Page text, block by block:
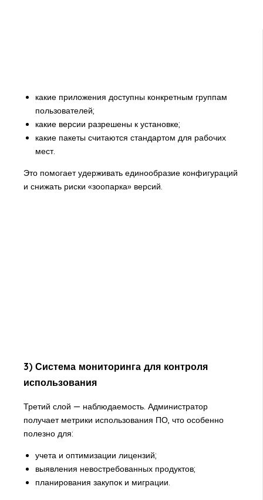
какие приложения доступны конкретным группам
пользователей;
какие версии разрешены к установке;
какие пакеты считаются стандартом для рабочих
мест.
Это помогает удерживать единообразие конфигураций
и снижать риски «зоопарка» версий.
3) Система мониторинга для контроля
использования
Третий слой — наблюдаемость. Администратор
получает метрики использования ПО, что особенно
полезно для:
учета и оптимизации лицензий;
выявления невостребованных продуктов;
планирования закупок и миграции.